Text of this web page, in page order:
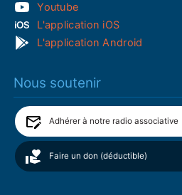
Youtube
L'application iOS
L'application Android
Nous soutenir
Adhérer à notre radio associative
Faire un don (déductible)